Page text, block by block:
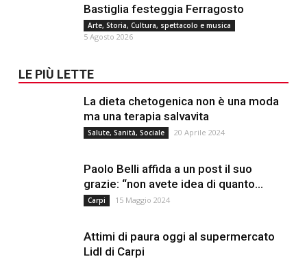
Bastiglia festeggia Ferragosto
Arte, Storia, Cultura, spettacolo e musica
5 Agosto 2026
LE PIÙ LETTE
La dieta chetogenica non è una moda
ma una terapia salvavita
Salute, Sanità, Sociale 20 Aprile 2024
Paolo Belli affida a un post il suo
grazie: “non avete idea di quanto...
Carpi 15 Maggio 2024
Attimi di paura oggi al supermercato
Lidl di Carpi